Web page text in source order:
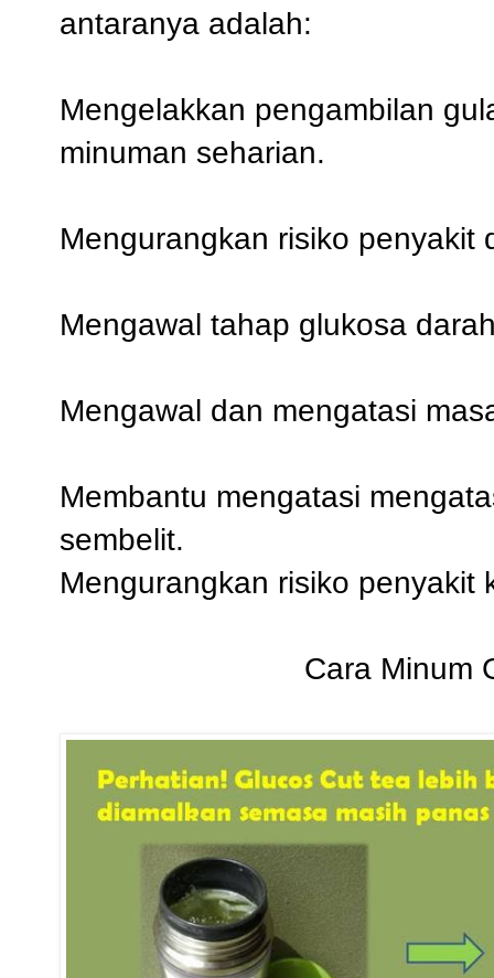
antaranya adalah:
Mengelakkan pengambilan
minuman seharian.
Mengurangkan risiko penyakit
Mengawal tahap glukosa
Mengawal dan mengatasi
Membantu mengatasi
sembelit.
Mengurangkan risiko penyakit
Cara Minum